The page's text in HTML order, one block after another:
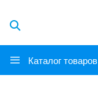
Каталог товаров